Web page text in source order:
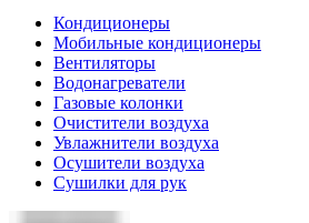
Кондиционеры
Мобильные кондиционеры
Вентиляторы
Водонагреватели
Газовые колонки
Очистители воздуха
Увлажнители воздуха
Осушители воздуха
Сушилки для рук